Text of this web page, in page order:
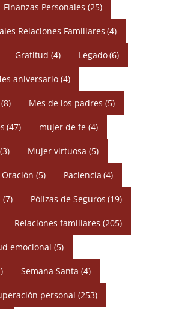
Finanzas Personales (25)
Relaciones Familiares (4)
Gratitud (4) Legado(6)
aniversario (4)
(8) Mes de los padres (5)
(47) mujer de fe (4)
(3) Mujer virtuosa (5)
Oración (5) Paciencia (4)
(7) Pólizas de Seguros (19)
Relaciones familiares (205)
emocional (5)
Semana Santa (4)
personal (253)